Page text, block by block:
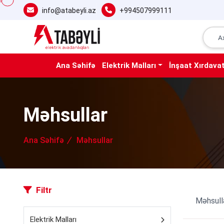
info@atabeyli.az +994507999111
Ana Səhifə Elektrik Malları İnşaat
Məhsullar
Ana Səhifə Məhsullar
Filtr
Elektrik Malları